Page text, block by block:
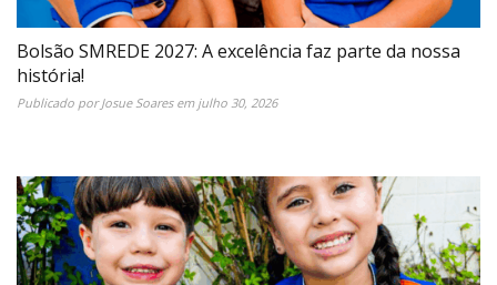
Bolsão SMREDE 2027: A excelência faz parte da nossa
história!
Publicado porJosue Soaresem julho 30, 2026